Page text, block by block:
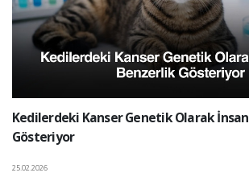
Kedilerdeki Kanser Genetik Olarak
Gösteriyor
25.02.2026